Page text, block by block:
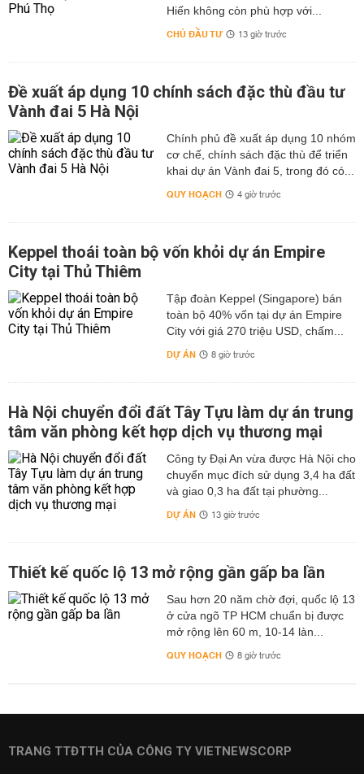
Hiến không còn phù hợp với...
CHỦ ĐẦU TƯ 13 giờ trước
Đề xuất áp dụng 10 chính sách đặc thù đầu tư
Vành đai 5 Hà Nội
Chính phủ đề xuất áp dụng 10 nhóm
cơ chế, chính sách đặc thù để triển
khai dự án Vành đai 5, trong đó có...
QUY HOẠCH 4 giờ trước
Keppel thoái toàn bộ vốn khỏi dự án Empire
City tại Thủ Thiêm
Tập đoàn Keppel (Singapore) bán
toàn bộ 40% vốn tại dự án Empire
City với giá 270 triệu USD, chấm...
DỰ ÁN 8 giờ trước
Hà Nội chuyển đổi đất Tây Tựu làm dự án trung
tâm văn phòng kết hợp dịch vụ thương mại
Công ty Đại An vừa được Hà Nội cho
chuyển mục đích sử dụng 3,4 ha đất
và giao 0,3 ha đất tại phường...
DỰ ÁN 13 giờ trước
Thiết kế quốc lộ 13 mở rộng gần gấp ba lần
Sau hơn 20 năm chờ đợi, quốc lộ 13
ở cửa ngõ TP HCM chuẩn bị được
mở rộng lên 60 m, 10-14 làn...
QUY HOẠCH 8 giờ trước
TRANG TTĐTTH CỦA CÔNG TY VIETNEWSCORP